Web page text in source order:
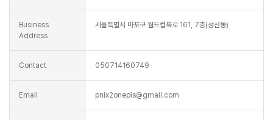
Business
Address
서울특별시 마포구 월드컵북로 161, 7층(성산동)
Contact 050714160749
Email pnix2onepis@gmail.com